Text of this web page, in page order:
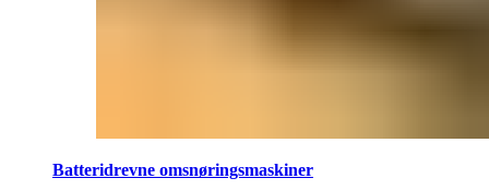
Batteridrevne omsnøringsmaskiner